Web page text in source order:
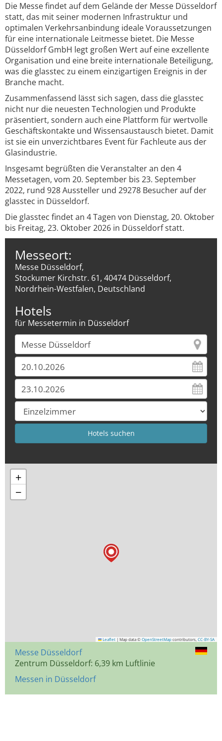
Die Messe findet auf dem Gelände der Messe Düsseldorf
statt, das mit seiner modernen Infrastruktur und
optimalen Verkehrsanbindung ideale Voraussetzungen
für eine internationale Leitmesse bietet. Die Messe
Düsseldorf GmbH legt großen Wert auf eine exzellente
Organisation und eine breite internationale Beteiligung,
was die glasstec zu einem einzigartigen Ereignis in der
Branche macht.
Zusammenfassend lässt sich sagen, dass die glasstec
nicht nur die neuesten Technologien und Produkte
präsentiert, sondern auch eine Plattform für wertvolle
Geschäftskontakte und Wissensaustausch bietet. Damit
ist sie ein unverzichtbares Event für Fachleute aus der
Glasindustrie.
Insgesamt begrüßten die Veranstalter an den 4
Messetagen, vom 20. September bis 23. September
2022, rund 928 Aussteller und 29278 Besucher auf der
glasstec in Düsseldorf.
Die glasstec findet an 4 Tagen von Dienstag, 20. Oktober
bis Freitag, 23. Oktober 2026 in Düsseldorf statt.
Messeort:
Messe Düsseldorf,
Stockumer Kirchstr. 61, 40474 Düsseldorf,
Nordrhein-Westfalen, Deutschland
Hotels
für Messetermin in Düsseldorf
+
−
Leaflet | Map data © OpenStreetMap contributors, CC-BY-SA
Messe Düsseldorf
Zentrum Düsseldorf: 6,39 km Luftlinie
Messen in Düsseldorf